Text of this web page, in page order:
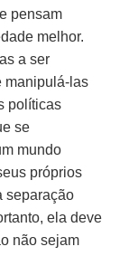
pensam
melhor.
a ser
manipulá-las
políticas
se
mundo
próprios
separação
ela deve
não sejam